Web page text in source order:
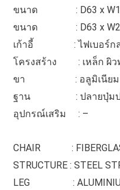
ขนาด : D63 x W155
ขนาด : D63 x W208
เก้าอี้ : ไฟเบอร์กลา
โครงสร้าง : เหล็ก ผิว
ขา : อลูมิเนียม ทำสี
ฐาน : ปลายปุ่มปรั
อุปกรณ์เสริม : –
CHAIR : FIBERGLASS
STRUCTURE : STEEL
LEG : ALUMINIUM